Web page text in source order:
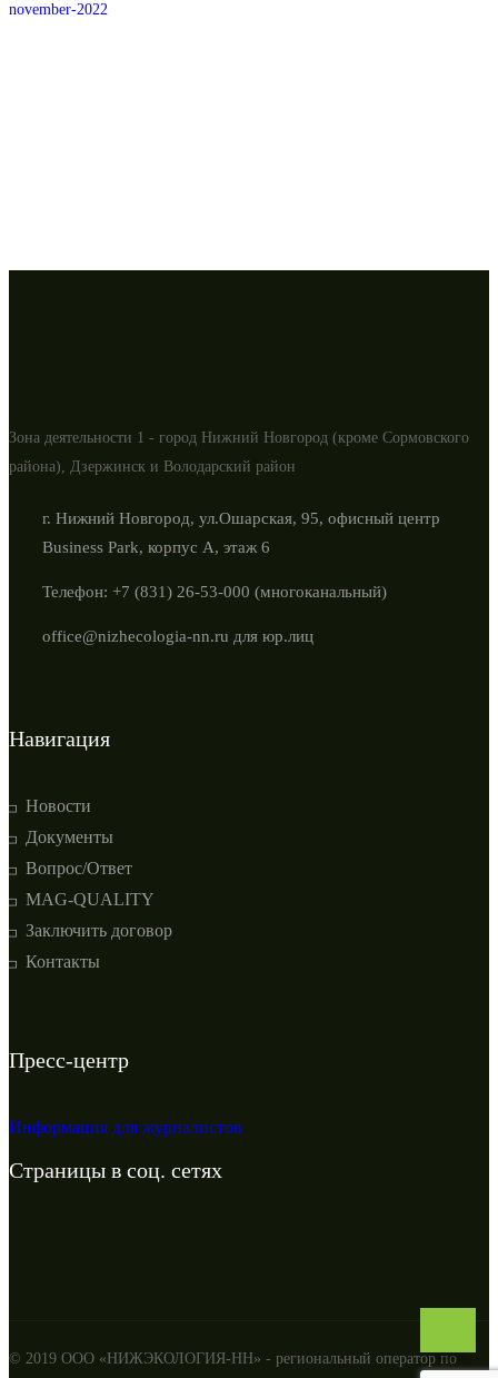
november-2022
Зона деятельности 1 - город Нижний Новгород (кроме Сормовского
района), Дзержинск и Володарский район
г. Нижний Новгород, ул.Ошарская, 95, офисный центр
Business Park, корпус А, этаж 6
Телефон: +7 (831) 26-53-000 (многоканальный)
office@nizhecologia-nn.ru для юр.лиц
Навигация
Новости
Документы
Вопрос/Ответ
MAG-QUALITY
Заключить договор
Контакты
Пресс-центр
Информация для журналистов
Cтраницы в соц. сетях
© 2019 ООО «НИЖЭКОЛОГИЯ-НН» - региональный оператор по